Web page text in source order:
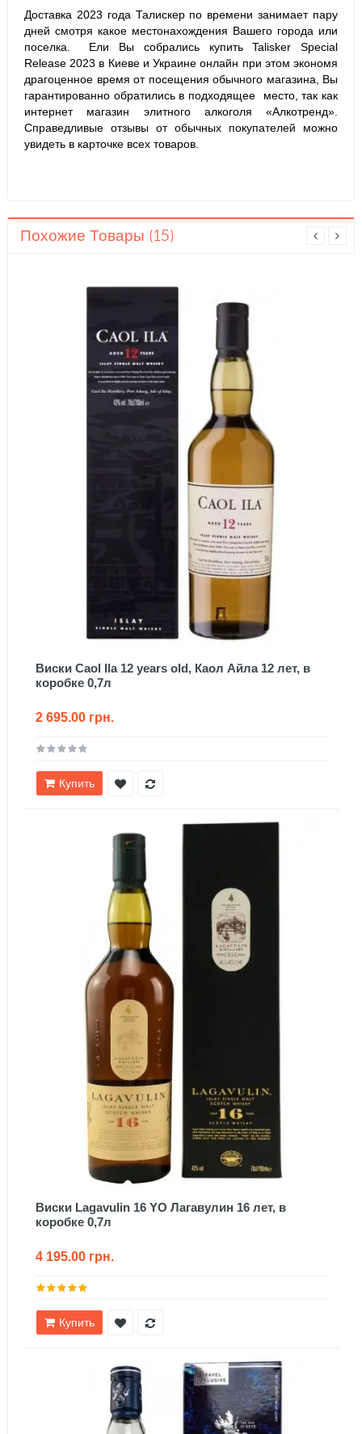
Доставка 2023 года Талискер по времени занимает пару
дней смотря какое местонахождения Вашего города или
поселка. Ели Вы собрались купитьTalisker Special
Release 2023 в Киеве и Украине онлайн при этом экономя
драгоценное время от посещения обычного магазина, Вы
гарантированно обратились в подходящее место, так как
интернет магазин элитного алкоголя «Алкотренд».
Справедливые отзывы от обычных покупателей можно
увидеть в карточке всех товаров.
Похожие Товары (15)
Виски Caol Ila 12 years old, Каол Айла 12 лет, в
коробке 0,7л
2 695.00 грн.
Купить
Виски Lagavulin 16 YO Лагавулин 16 лет, в
коробке 0,7л
4 195.00 грн.
Купить